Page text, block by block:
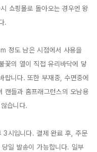
쇼핑몰로 돌아오는 경우엔 왕
.
정도 남은 시점에서 사용을
꽃의 열이 직접 유리바닥에 닿
랍니다. 또한 부재중, 수면중에
캔들과 홈프래그런스의 오남용
습니다.
3시입니다. 결제 완료 후, 주문
일 발송이 가능합니다. 일부